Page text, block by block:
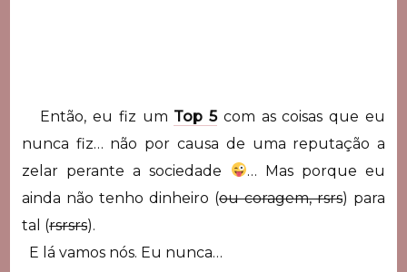
Então, eu fiz um Top 5com as coisas que eu
nunca fiz… não por causa de uma reputação a
zelar perante a sociedade
… Mas porque eu
ainda não tenho dinheiro (ou coragem, rsrs) para
tal (rsrsrs).
E lá vamos nós. Eu nunca…